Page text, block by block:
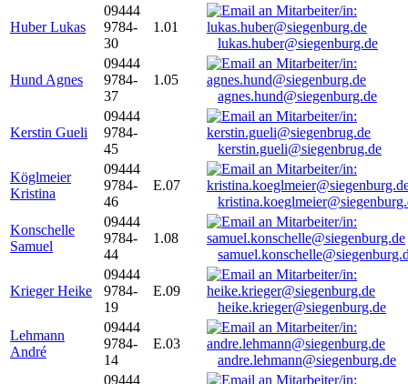
Huber Lukas
09444
9784-
30
1.01
lukas.huber@siegenburg.de
Hund Agnes
09444
9784-
37
1.05
agnes.hund@siegenburg.de
Kerstin Gueli
09444
9784-
45
kerstin.gueli@siegenbrug.de
Köglmeier
Kristina
09444
9784-
46
E.07
Konschelle
Samuel
09444
9784-
44
1.08
Krieger Heike
09444
9784-
19
E.09
heike.krieger@siegenburg.de
Lehmann
André
09444
9784-
14
E.03
andre.lehmann@siegenburg.de
09444